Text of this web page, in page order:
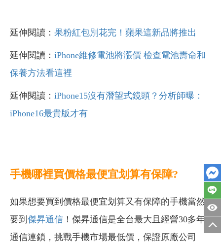
延伸閱讀： 果粉紅包別花完！蘋果這新品將推出
延伸閱讀： iPhone維修電池將漲價 檢查電池壽命和
保養方法看這裡
延伸閱讀： iPhone15沒有潛望式鏡頭？分析師曝：
iPhone16最貴版才有
手機哪裡買價格最便宜划算有保障?
如果想要買到價格最便宜划算又有保障的手機當然
要到 傑昇通信 ！傑昇通信是全台最大且經營30多年
通信連鎖，挑戰手機市場最低價，保證原廠公司